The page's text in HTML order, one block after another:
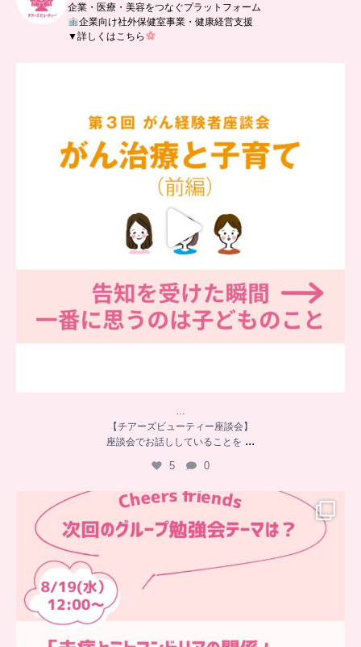
企業・医療・美容をつなぐプラットフォーム
企業向け社外保健室事業・健康経営支援
▼詳しくはこちら
…
【チアーズビューティー座談会】
座談会でお話ししていることを ...
5 0
…
グループ勉強会